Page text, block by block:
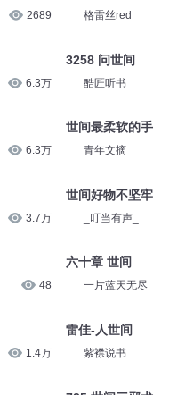
2689
6.3万
6.3万
3.7万
48
1.4万
格雷丝red
3258 问世间
酷匠听书
世间最柔软的手
青年文摘
世间好物不坚牢
_叮当有声_
六十章 世间
一片蓝天无尽
雷佳-人世间
紫襟说书